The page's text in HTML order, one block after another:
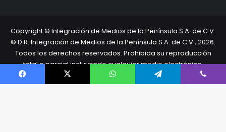
Copyright © Integración de Medios de la Península S.A. de C.V.
© D.R. Integración de Medios de la Península S.A. de C.V., 2026.
Todos los derechos reservados. Prohibida su reproducción
total o parcial incluyendo cualquier medio electrónico.
Inicio
Términos Legales Directorio
Facebook X WhatsApp Telegram Viber